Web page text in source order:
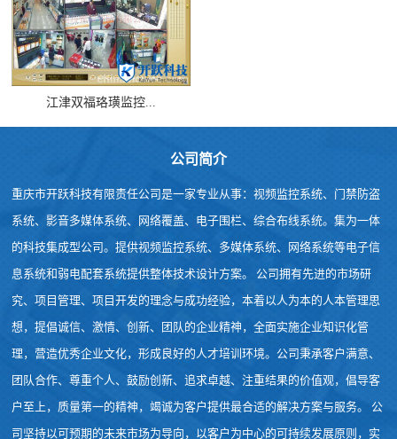
江津双福珞璜监控...
公司简介
重庆市开跃科技有限责任公司是一家专业从事：视频监控系统、门禁防盗
系统、影音多媒体系统、网络覆盖、电子围栏、综合布线系统。集为一体
的科技集成型公司。提供视频监控系统、多媒体系统、网络系统等电子信
息系统和弱电配套系统提供整体技术设计方案。 公司拥有先进的市场研
究、项目管理、项目开发的理念与成功经验，本着以人为本的人本管理思
想，提倡诚信、激情、创新、团队的企业精神，全面实施企业知识化管
理，营造优秀企业文化，形成良好的人才培训环境。公司秉承客户满意、
团队合作、尊重个人、鼓励创新、追求卓越、注重结果的价值观，倡导客
户至上，质量第一的精神，竭诚为客户提供最合适的解决方案与服务。 公
司坚持以可预期的未来市场为导向，以客户为中心的可持续发展原则，实